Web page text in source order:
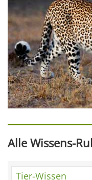
Alle Wissens-
Tier-Wissen